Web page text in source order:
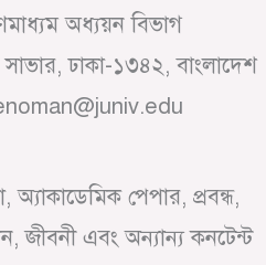
অধ্যয়ন বিভাগ
সাভার, ঢাকা-১৩৪২, বাংলাদেশ
অ্যাকাডেমিক পেপার, প্রবন্ধ,
জীবনী এবং অন্যান্য কনটেন্ট